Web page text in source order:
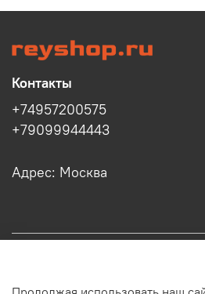
Контакты
+74957200575
+79099944443
Адрес: Москва